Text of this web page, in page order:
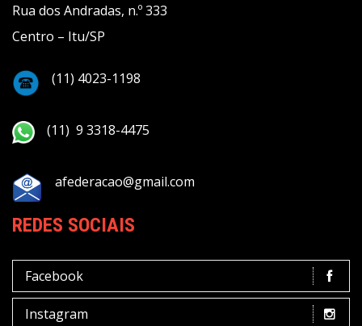
Rua dos Andradas, n.º 333
Centro – Itu/SP
(11) 4023-1198
(11) 9 3318-4475
afederacao@gmail.com
REDES SOCIAIS
Facebook
Instagram